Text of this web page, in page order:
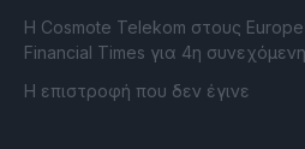
Η Cosmote Telekom στους
Financial Times για 4η
Η επιστροφή που δεν έγινε